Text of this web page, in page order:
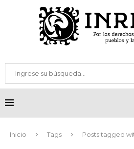
Inicio Tags Posts tagged